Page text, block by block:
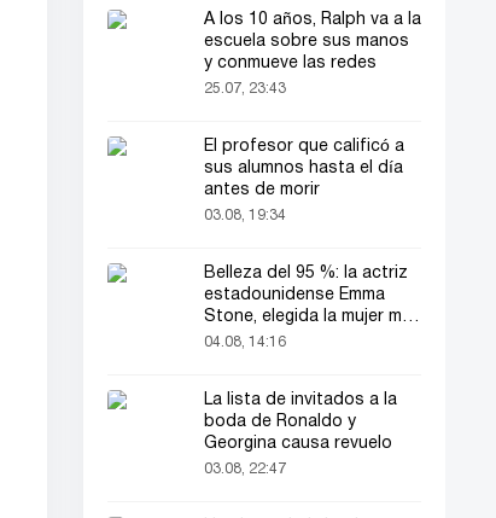
A los 10 años, Ralph va a la
escuela sobre sus manos
y conmueve las redes
25.07, 23:43
El profesor que calificó a
sus alumnos hasta el día
antes de morir
03.08, 19:34
Belleza del 95 %: la actriz
estadounidense Emma
Stone, elegida la mujer más
bella del mundo
04.08, 14:16
La lista de invitados a la
boda de Ronaldo y
Georgina causa revuelo
03.08, 22:47